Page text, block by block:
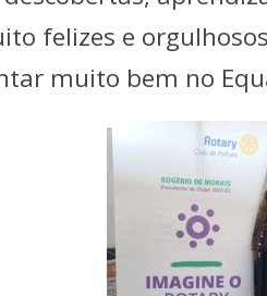
felizes e
muito bem no